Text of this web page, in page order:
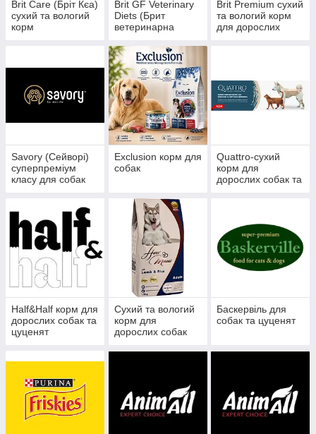
Brit Care (Бріт Кєа)
сухий та вологий
корм
Brit GF Veterinary
Diets (Брит
ветеринарна
Brit Premium сухий
та вологий корм
для дорослих
Savory (Сейворі)
суперпреміум
класу для собак
Exclusion корм для
собак
Quattro-сухий
корм для
дорослих собак та
Half&Half корм для
дорослих собак та
цуценят
Сухий та вологий
корм для
дорослих собак
Баскервіль для
собак та цуценят